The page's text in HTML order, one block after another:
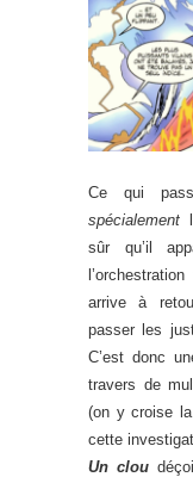
Ce qui
spécialement
sûr qu’il
arrive à
passer les
C’est donc
travers de
(on y croise
cette
Un clou